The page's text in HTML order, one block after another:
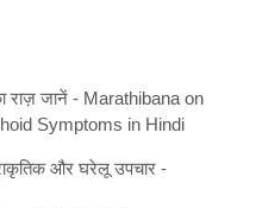
राज़ जानें - Marathibana on
Symptoms in Hindi
और घरेलू उपचार -